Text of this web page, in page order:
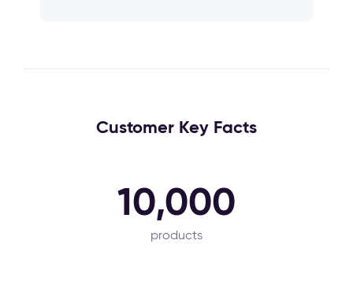
Customer Key Facts
10,000
products